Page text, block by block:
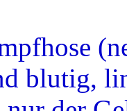
blutig,